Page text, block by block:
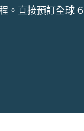
。直接預訂全球 6